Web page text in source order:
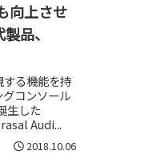
向上させ
品、
する機能を持
コンソール
生した
Audi...
2018.10.06